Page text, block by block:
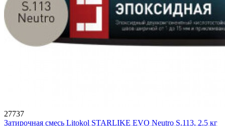
27737
Затирочная смесь Litokol STARLIKE EVO Neutro S.113, 2.5 кг